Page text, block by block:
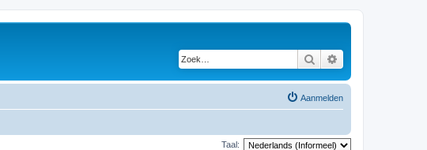
Zoek
Aanmelden
Taal: